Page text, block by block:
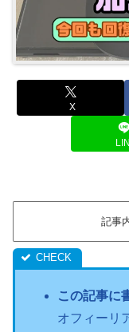
X
記事
この記事に
オフィーリ